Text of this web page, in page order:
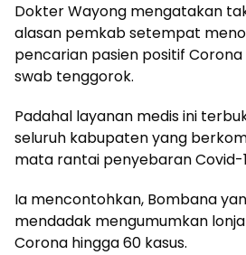
Dokter Wayong mengatakan
alasan pemkab setempat
pencarian pasien positif
swab tenggorok.
Padahal layanan medis ini
seluruh kabupaten yang
mata rantai penyebaran Covid-
Ia mencontohkan, Bombana
mendadak mengumumkan
Corona hingga 60 kasus.